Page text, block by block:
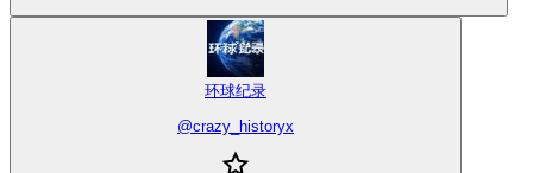
环球纪录
@crazy_historyx